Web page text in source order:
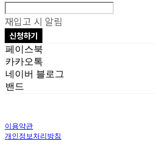
재입고 시 알림
신청하기
페이스북
카카오톡
네이버 블로그
밴드
이용약관
개인정보처리방침